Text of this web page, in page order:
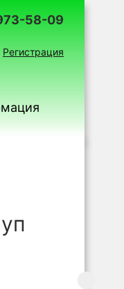
58-09
Регистрация